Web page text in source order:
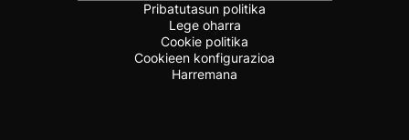
Pribatutasun politika
Lege oharra
Cookie politika
Cookieen konfigurazioa
Harremana